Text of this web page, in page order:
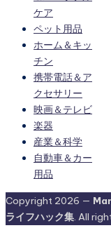
ケア
ペット用品
ホーム＆キッ
チン
携帯電話＆ア
クセサリー
映画＆テレビ
楽器
産業＆科学
自動車＆カー
用品
Copyright 2026 —
ライフハック集. All